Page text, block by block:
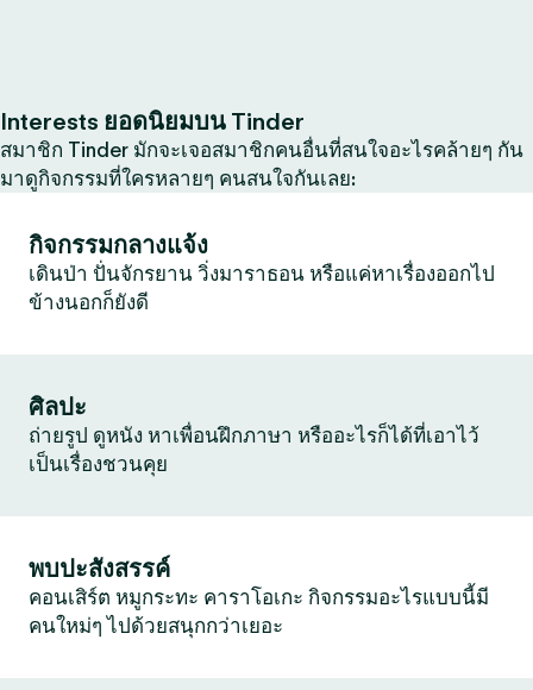
Interests ยอดนิยมบน Tinder
สมาชิก Tinder มักจะเจอสมาชิกคนอื่นที่สนใจอะไรคล้ายๆ กัน
มาดูกิจกรรมที่ใครหลายๆ คนสนใจกันเลย:
กิจกรรมกลางแจ้ง
เดินป่า ปั่นจักรยาน วิ่งมาราธอน หรือแค่หาเรื่องออกไป
ข้างนอกก็ยังดี
ศิลปะ
ถ่ายรูป ดูหนัง หาเพื่อนฝึกภาษา หรืออะไรก็ได้ที่เอาไว้
เป็นเรื่องชวนคุย
พบปะสังสรรค์
คอนเสิร์ต หมูกระทะ คาราโอเกะ กิจกรรมอะไรแบบนี้มี
คนใหม่ๆ ไปด้วยสนุกกว่าเยอะ